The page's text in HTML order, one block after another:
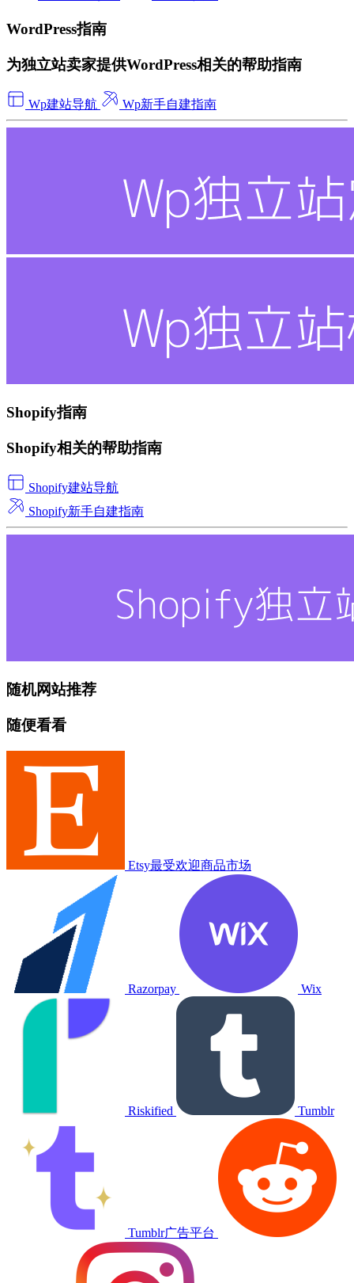
WordPress指南
为独立站卖家提供WordPress相关的帮助指南
Wp建站导航 Wp新手自建指南
Shopify指南
Shopify相关的帮助指南
Shopify建站导航
Shopify新手自建指南
随机网站推荐
随便看看
Etsy最受欢迎商品市场
Razorpay Wix
Riskified Tumblr
Tumblr广告平台